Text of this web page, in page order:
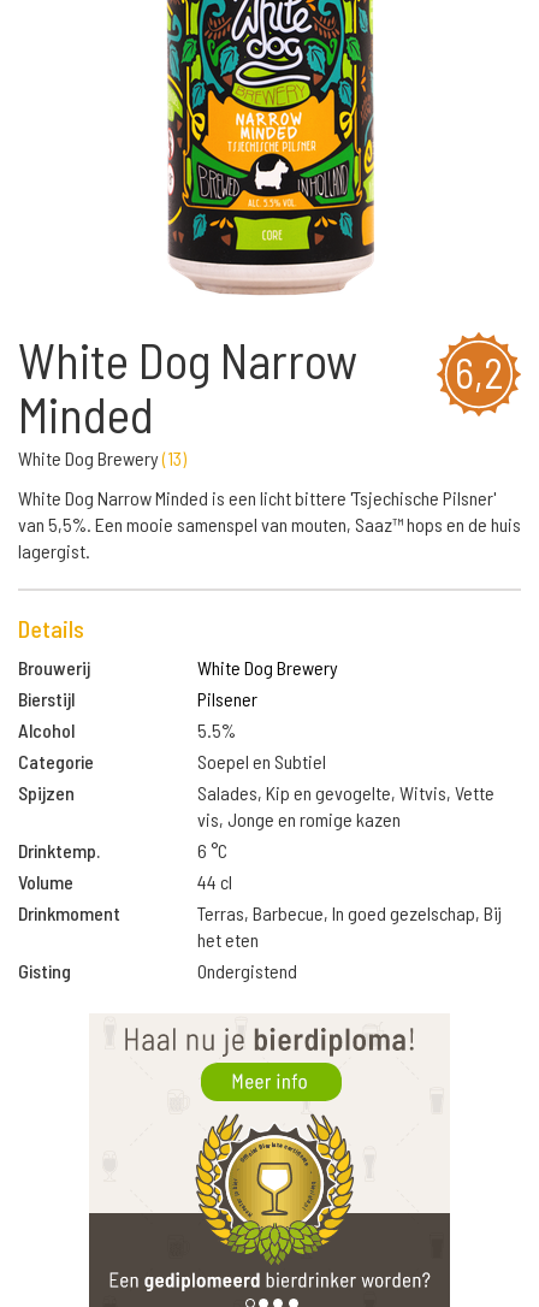
6,2
White Dog Narrow
Minded
White Dog Brewery(13)
White Dog Narrow Minded is een licht bittere 'Tsjechische Pilsner'
van 5,5%. Een mooie samenspel van mouten, Saaz™ hops en de huis
lagergist.
Details
Brouwerij
White Dog Brewery
Bierstijl
Pilsener
Alcohol
5.5%
Categorie
Soepel en Subtiel
Spijzen
Salades, Kip en gevogelte, Witvis, Vette
vis, Jonge en romige kazen
Drinktemp.
6 °C
Volume
44 cl
Drinkmoment
Terras, Barbecue, In goed gezelschap, Bij
het eten
Gisting
Ondergistend